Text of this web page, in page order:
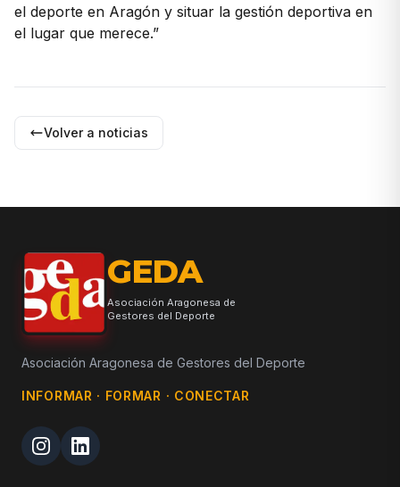
el deporte en Aragón y situar la gestión deportiva en
el lugar que merece.”
Volver a noticias
GEDA
Asociación Aragonesa de
Gestores del Deporte
Asociación Aragonesa de Gestores del Deporte
INFORMAR · FORMAR · CONECTAR